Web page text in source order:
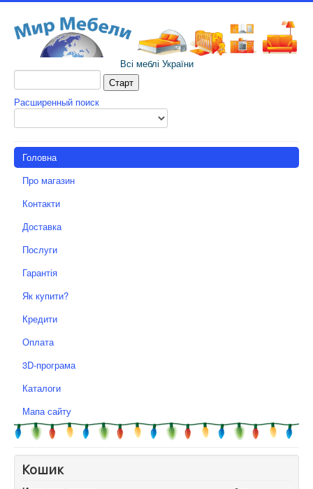
Всі меблі України
Расширенный поиск
Головна
Про магазин
Контакти
Доставка
Послуги
Гарантія
Як купити?
Кредити
Оплата
3D-програма
Каталоги
Мапа сайту
Кошик